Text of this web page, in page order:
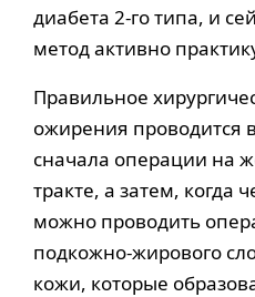
диабета 2-го типа, и
метод активно
Правильное
ожирения проводится
сначала операции на
тракте, а затем, когда
можно проводить
подкожно-жирового
кожи, которые